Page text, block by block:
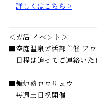
詳しくはこちら >
＜ガ活 イベント＞
■空庭温泉ガ活部主催 ア
日程は追ってご連絡いた
■舞炉熱ロウリュウ
毎週土日祝開催